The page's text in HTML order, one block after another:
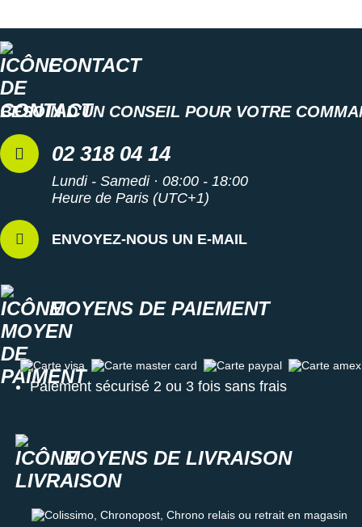
CONTACT
BESOIN D'UN CONSEIL POUR VOTRE
02 318 04 14
Lundi - Samedi · 08:00 - 18:00
Heure de Paris (UTC+1)
ENVOYEZ-NOUS UN E-MAIL
MOYENS DE PAIEMENT
Carte visa Carte master card Carte paypal Carte amex
Paiement sécurisé 2 ou 3 fois sans frais
MOYENS DE LIVRAISON
Colissimo, Chronopost, Chrono relais ou retrait en magasin